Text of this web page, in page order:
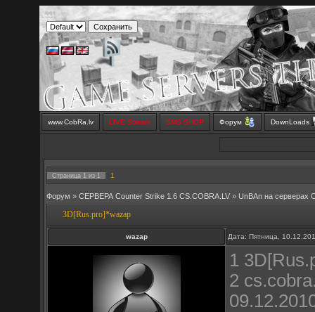
www.CobRa.lv LIVE Stream SMS SHOP Форум DownLoads
Страница 1 из 1 1
Форум » СЕРВЕРА Counter Strike 1.6 CS.COBRA.LV » UnBAn на серверах
3D[Rus.pro]*wazap
wazap Дата: Пятница,
1
2